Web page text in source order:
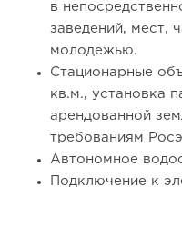
64
в
заведений, мест,
молодежью.
Стационарные
кв.м., установка
арендованной
требованиям
Автономное
Подключение к